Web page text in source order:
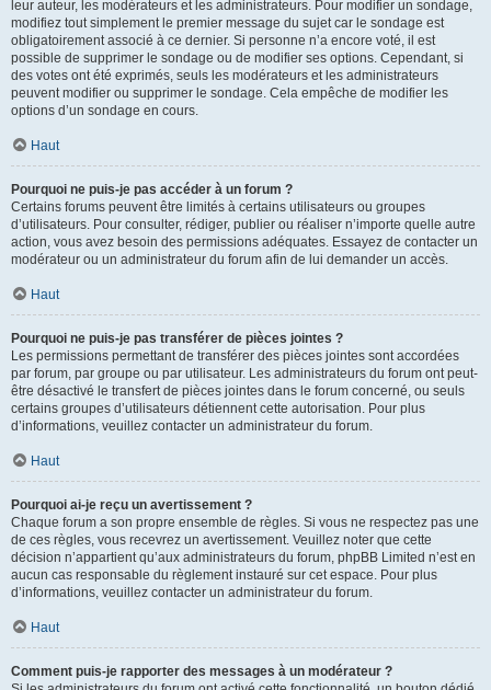
leur auteur, les modérateurs et les administrateurs. Pour modifier un sondage,
modifiez tout simplement le premier message du sujet car le sondage est
obligatoirement associé à ce dernier. Si personne n’a encore voté, il est
possible de supprimer le sondage ou de modifier ses options. Cependant, si
des votes ont été exprimés, seuls les modérateurs et les administrateurs
peuvent modifier ou supprimer le sondage. Cela empêche de modifier les
options d’un sondage en cours.
Haut
Pourquoi ne puis-je pas accéder à un forum ?
Certains forums peuvent être limités à certains utilisateurs ou groupes
d’utilisateurs. Pour consulter, rédiger, publier ou réaliser n’importe quelle autre
action, vous avez besoin des permissions adéquates. Essayez de contacter un
modérateur ou un administrateur du forum afin de lui demander un accès.
Haut
Pourquoi ne puis-je pas transférer de pièces jointes ?
Les permissions permettant de transférer des pièces jointes sont accordées
par forum, par groupe ou par utilisateur. Les administrateurs du forum ont peut-
être désactivé le transfert de pièces jointes dans le forum concerné, ou seuls
certains groupes d’utilisateurs détiennent cette autorisation. Pour plus
d’informations, veuillez contacter un administrateur du forum.
Haut
Pourquoi ai-je reçu un avertissement ?
Chaque forum a son propre ensemble de règles. Si vous ne respectez pas une
de ces règles, vous recevrez un avertissement. Veuillez noter que cette
décision n’appartient qu’aux administrateurs du forum, phpBB Limited n’est en
aucun cas responsable du règlement instauré sur cet espace. Pour plus
d’informations, veuillez contacter un administrateur du forum.
Haut
Comment puis-je rapporter des messages à un modérateur ?